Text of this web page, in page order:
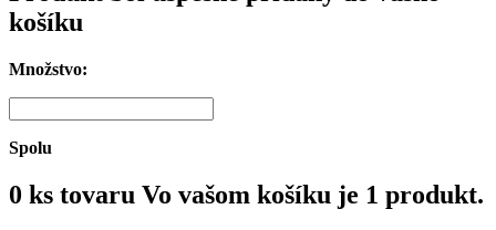
košíku
Množstvo:
Spolu
0 ks tovaru Vo vašom košíku je 1 produkt.